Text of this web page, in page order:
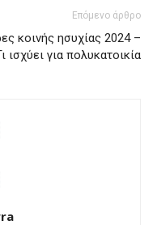
Επόμενο άρθρο
κοινής ησυχίας 2024 –
ισχύει για πολυκατοικία